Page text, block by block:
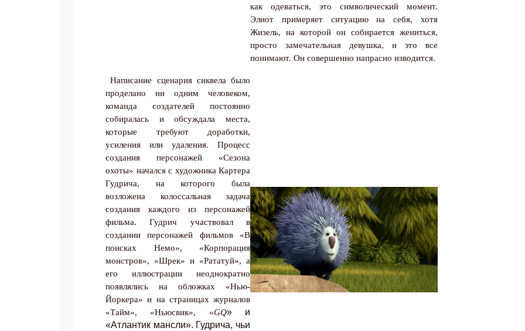
как одеваться, это символический момент.
Элиот примеряет ситуацию на себя, хотя
Жизель, на которой он собирается жениться,
просто замечательная девушка, и это все
понимают. Он совершенно напрасно изводится.
Написание сценария сиквела было
проделано ни одним человеком,
команда создателей постоянно
собиралась и обсуждала места,
которые требуют доработки,
усиления или удаления. Процесс
создания персонажей «Сезона
охоты» начался с художника Картера
Гудрича, на которого была
возложена колоссальная задача
создания каждого из персонажей
фильма. Гудрич участвовал в
создании персонажей фильмов «В
поисках Немо», «Корпорация
монстров», «Шрек» и «Рататуй», а
его иллюстрации неоднократно
появлялись на обложках «Нью-
Йоркера» и на страницах журналов
«Тайм», «Ньюсвик», «GQ» и
«Атлантик мансли». Гудрича, чьи
Подпишись на рассылку
Получи электронный "Классный журнал" в подарок!
Укажите Ваш Email